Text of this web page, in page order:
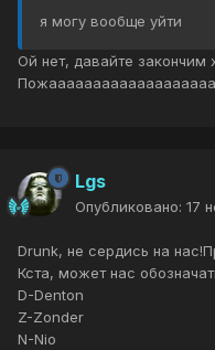
я могу вообще уйти
Ой нет, давайте закончим
Lgs
Опубликовано: 17
Drunk, не сердись на
Кста, может нас
D-Denton
Z-Zonder
N-Nio